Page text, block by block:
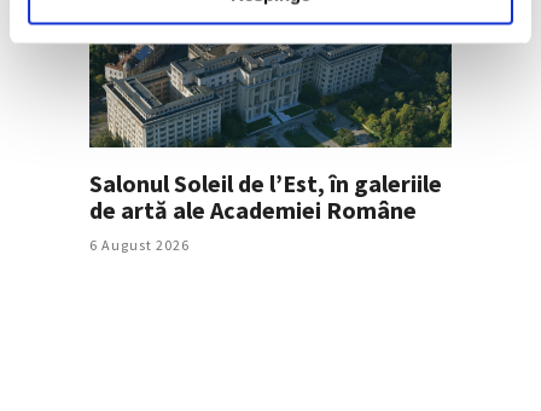
Salonul Soleil de l’Est, în galeriile
de artă ale Academiei Române
6 August 2026